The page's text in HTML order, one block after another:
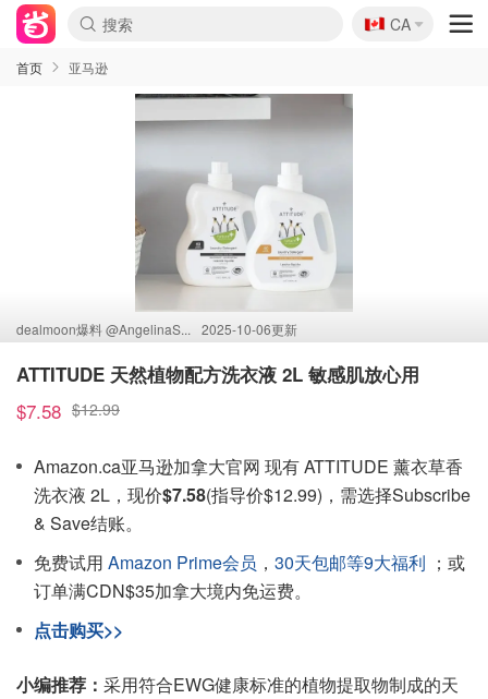
🇨🇦
CA
首页 亚马逊
dealmoon爆料 @AngelinaS... 2025-10-06更新
ATTITUDE 天然植物配方洗衣液 2L 敏感肌放心用
$7.58 $12.99
Amazon.ca亚马逊加拿大官网 现有 ATTITUDE 薰衣草香
洗衣液 2L，现价$7.58(指导价$12.99)，需选择Subscribe
& Save结账。
免费试用 Amazon Prime会员 ， 30天包邮等9大福利 ；或
订单满CDN$35加拿大境内免运费。
点击购买>>
小编推荐： 采用符合EWG健康标准的植物提取物制成的天